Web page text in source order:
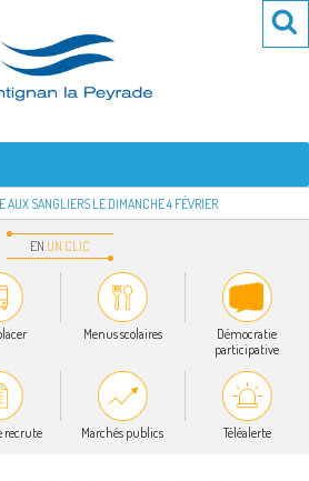
PEYRADE
AUX SANGLIERS LE DIMANCHE 4 FÉVRIER
EN UN CLIC
Menus scolaires
Démocratie
participative
recrute Marchés publics Téléalerte